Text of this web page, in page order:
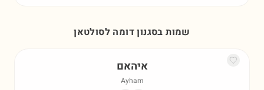
שמות בסגנון דומה לסולטאן
איהאם
Ayham